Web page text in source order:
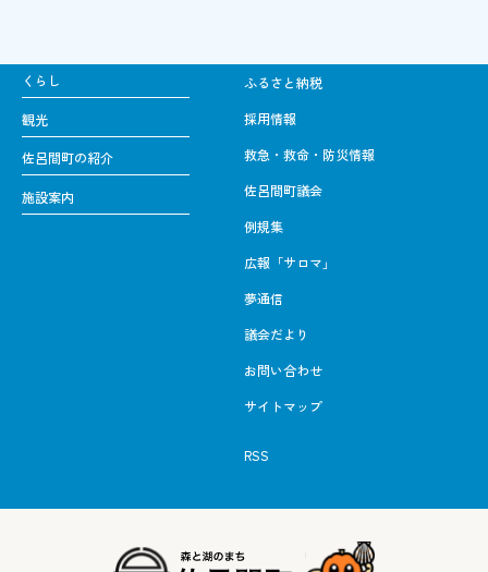
くらし
観光
佐呂間町の紹介
施設案内
ふるさと納税
採用情報
救急・救命・防災情報
佐呂間町議会
例規集
広報「サロマ」
夢通信
議会だより
お問い合わせ
サイトマップ
RSS